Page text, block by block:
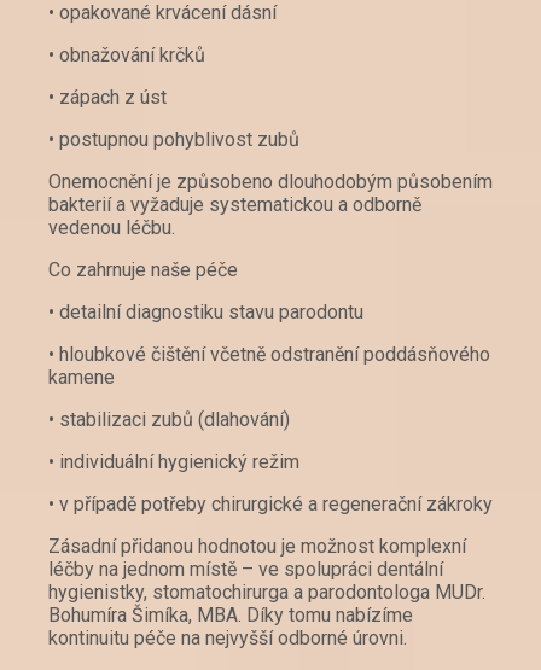
• opakované krvácení dásní
• obnažování krčků
• zápach z úst
• postupnou pohyblivost zubů
Onemocnění je způsobeno dlouhodobým působením
bakterií a vyžaduje systematickou a odborně
vedenou léčbu.
Co zahrnuje naše péče
• detailní diagnostiku stavu parodontu
• hloubkové čištění včetně odstranění poddásňového
kamene
• stabilizaci zubů (dlahování)
• individuální hygienický režim
• v případě potřeby chirurgické a regenerační zákroky
Zásadní přidanou hodnotou je možnost komplexní
léčby na jednom místě – ve spolupráci dentální
hygienistky, stomatochirurga a parodontologa MUDr.
Bohumíra Šimíka, MBA. Díky tomu nabízíme
kontinuitu péče na nejvyšší odborné úrovni.